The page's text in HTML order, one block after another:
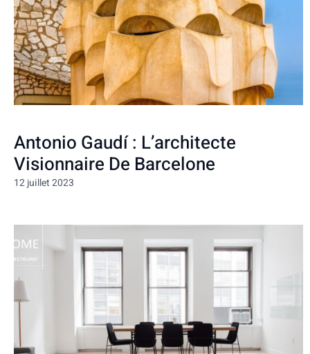
Antonio Gaudí : L’architecte
Visionnaire De Barcelone
12 juillet 2023